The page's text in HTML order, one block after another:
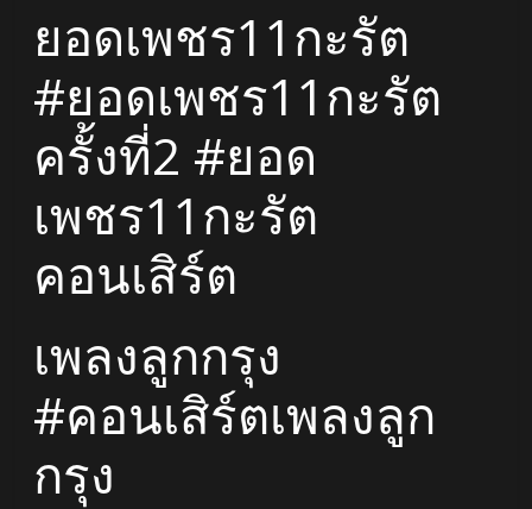
ยอดเพชร11กะรัต
#ยอดเพชร11กะรัต
ครั้งที่2 #ยอด
เพชร11กะรัต
คอนเสิร์ต
เพลงลูกกรุง
#คอนเสิร์ตเพลงลูก
กรุง